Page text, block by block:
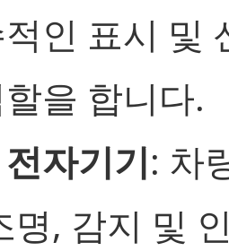
인 표시 및
을 합니다.
자기기: 차
명, 감지 및